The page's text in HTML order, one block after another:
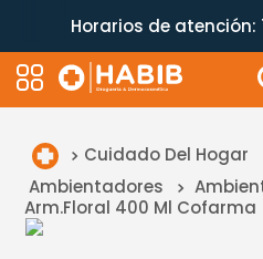
Horarios de
Cuidado Del Hogar
Ambientadores
Arm.Floral 400 Ml Cofarma